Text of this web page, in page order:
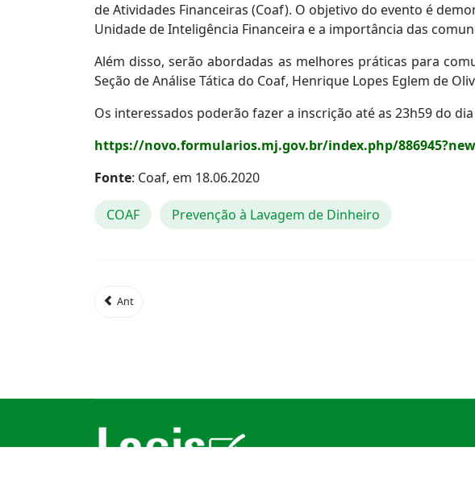
de Atividades Financeiras (Coaf). O objetivo do evento é
Unidade de Inteligência Financeira e a importância das
Além disso, serão abordadas as melhores práticas para
Seção de Análise Tática do Coaf, Henrique Lopes Eglem de
Os interessados poderão fazer a inscrição até as 23h59 do
https://novo.formularios.mj.gov.br/index.php/
Fonte: Coaf, em 18.06.2020
COAF Prevenção à Lavagem de Dinheiro
Ant